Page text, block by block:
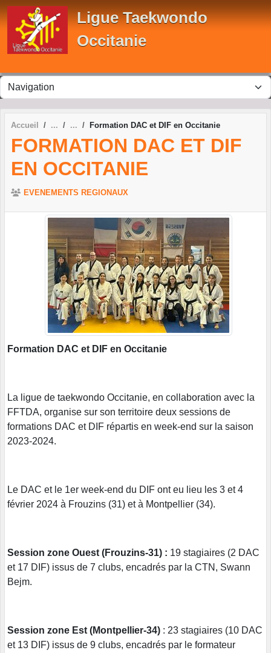
Ligue Taekwondo
Occitanie
Accueil Formation DAC et DIF en Occitanie
FORMATION DAC ET DIF
EN OCCITANIE
EVENEMENTS REGIONAUX
Formation DAC et DIF en Occitanie
La ligue de taekwondo Occitanie, en collaboration avec la
FFTDA, organise sur son territoire deux sessions de
formations DAC et DIF répartis en week-end sur la saison
2023-2024.
Le DAC et le 1er week-end du DIF ont eu lieu les 3 et 4
février 2024 à Frouzins (31) et à Montpellier (34).
Session zone Ouest (Frouzins-31) : 19 stagiaires (2 DAC
et 17 DIF) issus de 7 clubs, encadrés par la CTN, Swann
Bejm.
Session zone Est (Montpellier-34) : 23 stagiaires (10 DAC
et 13 DIF) issus de 9 clubs, encadrés par le formateur
Panneau de gestion des cookies